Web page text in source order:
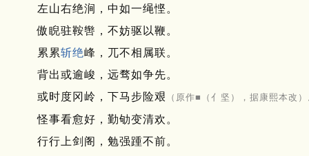
左山右绝涧，中如一绳悭。
傲睨驻鞍辔，不妨驱以鞭。
累累斩绝峰，兀不相属联。
背出或逾峻，远骛如争先。
或时度冈岭，下马步险艰
（原作■（亻坚），据康熙本改）
怪事看愈好，勤劬变清欢。
行行上剑阁，勉强踵不前。